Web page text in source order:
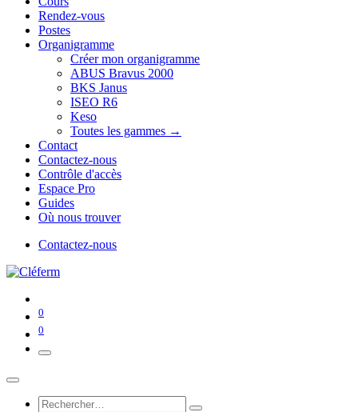
Rendez-vous
Postes
Organigramme
Créer mon organigramme
ABUS Bravus 2000
BKS Janus
ISEO R6
Keso
Toutes les gammes →
Contact
Contactez-nous
Contrôle d'accès
Espace Pro
Guides
Où nous trouver
Contactez-nous
0
0